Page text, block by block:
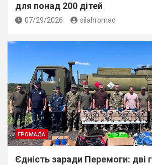
для понад 200 дітей
07/29/2026 silahromad
ГРОМАДА
Єдність заради Перемоги: дві